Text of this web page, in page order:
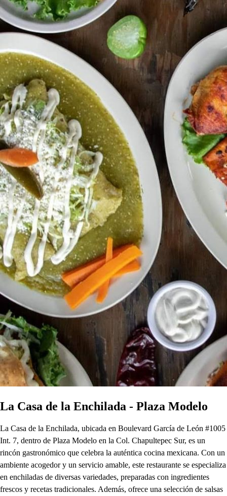
La Casa de la Enchilada - Plaza Modelo
La Casa de la Enchilada, ubicada en Boulevard García de León #1005
Int. 7, dentro de Plaza Modelo en la Col. Chapultepec Sur, es un
rincón gastronómico que celebra la auténtica cocina mexicana. Con un
ambiente acogedor y un servicio amable, este restaurante se especializa
en enchiladas de diversas variedades, preparadas con ingredientes
frescos y recetas tradicionales. Además, ofrece una selección de salsas